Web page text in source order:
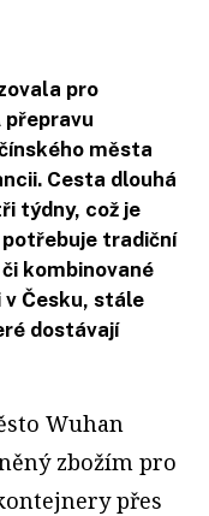
pro
města
Cesta dlouhá
týdny, což je
potřebuje tradiční
kombinované
v Česku, stále
dostávají
Wuhan
zbožím pro
přes